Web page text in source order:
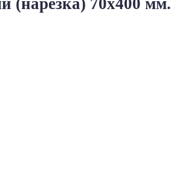
(нарезка) 70х400 мм.